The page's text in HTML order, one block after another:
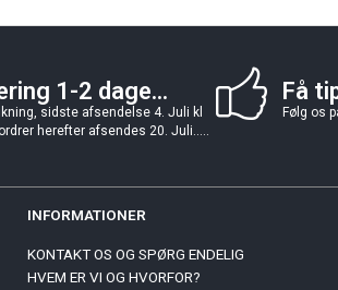
1-2 dage...
sidste afsendelse 4. Juli kl
herefter afsendes 20. Juli.....
Få
Følg os
INFORMATIONER
KONTAKT OS OG SPØRG ENDELIG
HVEM ER VI OG HVORFOR?